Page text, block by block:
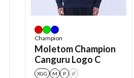
Champion
Moletom Champion
Canguru Logo C
XGG M P G